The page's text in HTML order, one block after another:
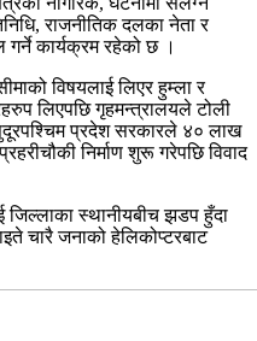
राजनीतिक दलका नेता र
कार्यक्रम रहेको छ ।
विषयलाई लिएर हुम्ला र
लिएपछि गृहमन्त्रालयले टोली
प्रदेश सरकारले ४० लाख
निर्माण शुरू गरेपछि विवाद
जिल्लाका स्थानीयबीच झडप हुँदा
चारै जनाको हेलिकोप्टरबाट